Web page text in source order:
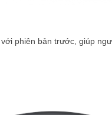
phiên bản trước, giúp